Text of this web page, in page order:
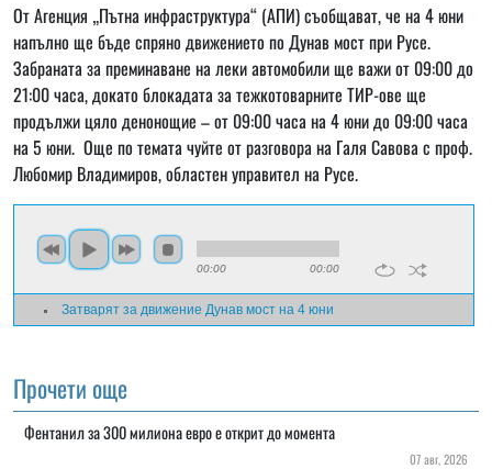
От Агенция „Пътна инфраструктура“ (АПИ) съобщават, че на 4 юни
напълно ще бъде спряно движението по Дунав мост при Русе.
Забраната за преминаване на леки автомобили ще важи от 09:00 до
21:00 часа, докато блокадата за тежкотоварните ТИР-ове ще
продължи цяло денонощие – от 09:00 часа на 4 юни до 09:00 часа
на 5 юни. Още по темата чуйте от разговора на Галя Савова с проф.
Любомир Владимиров, областен управител на Русе.
00:00 00:00
Затварят за движение Дунав мост на 4 юни
Прочети още
Фентанил за 300 милиона евро е открит до момента
07 авг, 2026